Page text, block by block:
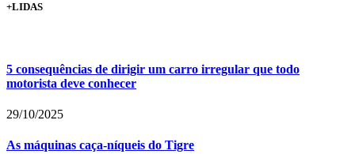
+LIDAS
5 consequências de dirigir um carro irregular que todo
motorista deve conhecer
29/10/2025
As máquinas caça-níqueis do Tigre